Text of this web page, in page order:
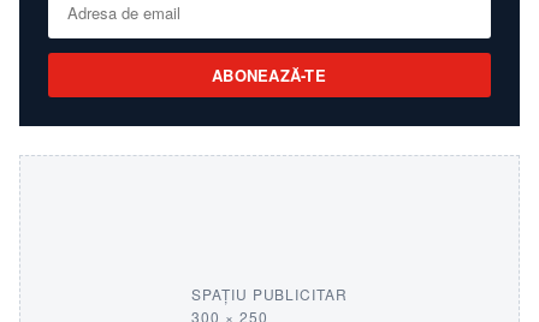
ABONEAZĂ-TE
SPAȚIU PUBLICITAR
300 × 250